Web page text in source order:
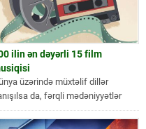
ilin ən dəyərli 15 film
üzərində müxtəlif dillər
da, fərqli mədəniyyətlər
da, dilini və mədəniyyətini
ruhumuza...